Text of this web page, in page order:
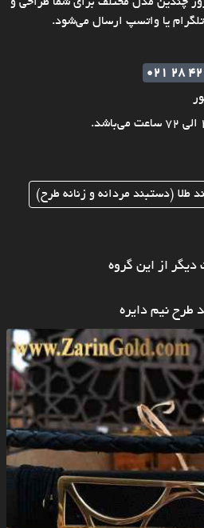
یا واتسپ ارسال می‌شود.
021 28
طلا (دستبند مردانه و زنانه طرح)
از این گروه
طرح نیم دایره